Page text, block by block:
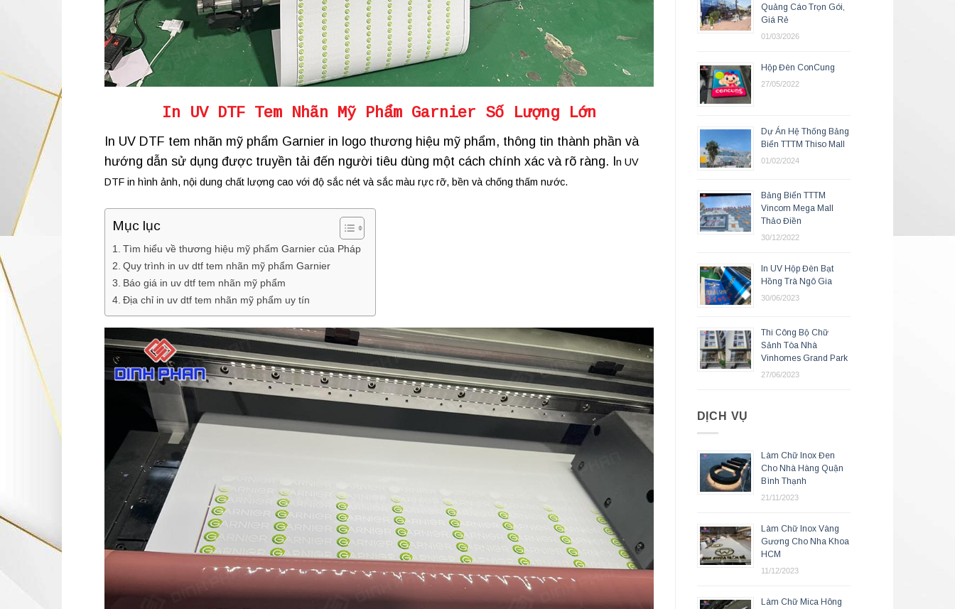
In UV DTF Tem Nhãn Mỹ Phẩm Garnier Số Lượng Lớn
In UV DTF tem nhãn mỹ phẩm Garnier in logo thương hiệu mỹ phẩm, thông tin thành phần và
hướng dẫn sử dụng được truyền tải đến người tiêu dùng một cách chính xác và rõ ràng. I
n UV
DTF in hình ảnh, nội dung chất lượng cao với độ sắc nét và sắc màu rực rỡ, bền và chống thấm nước.
Mục lục
Tìm hiểu về thương hiệu mỹ phẩm Garnier của Pháp
Quy trình in uv dtf tem nhãn mỹ phẩm Garnier
Báo giá in uv dtf tem nhãn mỹ phẩm
Địa chỉ in uv dtf tem nhãn mỹ phẩm uy tín
Quảng Cáo Trọn Gói,
Giá Rẻ
01/03/2026
Hộp Đèn ConCung
27/05/2022
Dự Án Hệ Thống Bảng
Biển TTTM Thiso Mall
01/02/2024
Bảng Biển TTTM
Vincom Mega Mall
Thảo Điền
30/12/2022
In UV Hộp Đèn Bạt
Hồng Trà Ngô Gia
30/06/2023
Thi Công Bộ Chữ
Sảnh Tòa Nhà
Vinhomes Grand Park
27/06/2023
DỊCH VỤ
Làm Chữ Inox Đen
Cho Nhà Hàng Quận
Bình Thạnh
21/11/2023
Làm Chữ Inox Vàng
Gương Cho Nha Khoa
HCM
11/12/2023
Làm Chữ Mica Hông